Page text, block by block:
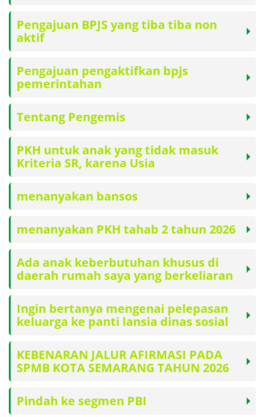
Pengajuan BPJS yang tiba tiba non
aktif
Pengajuan pengaktifkan bpjs
pemerintahan
Tentang Pengemis
PKH untuk anak yang tidak masuk
Kriteria SR, karena Usia
menanyakan bansos
menanyakan PKH tahab 2 tahun 2026
Ada anak keberbutuhan khusus di
daerah rumah saya yang berkeliaran
Ingin bertanya mengenai pelepasan
keluarga ke panti lansia dinas sosial
KEBENARAN JALUR AFIRMASI PADA
SPMB KOTA SEMARANG TAHUN 2026
Pindah ke segmen PBI